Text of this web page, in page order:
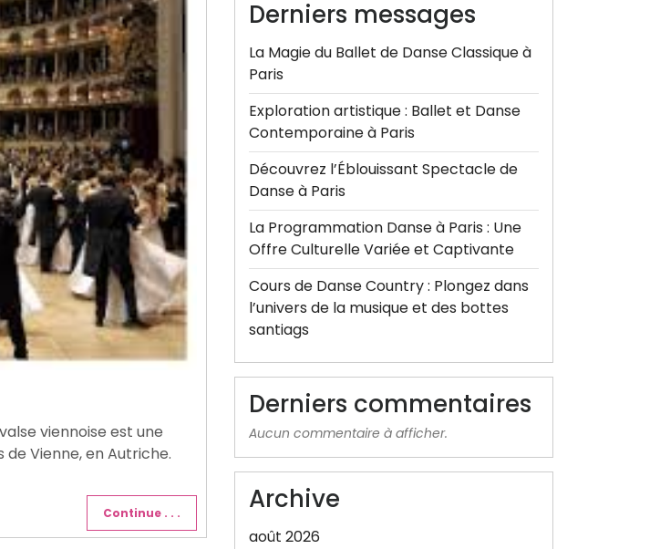
viennoise est une
Vienne, en Autriche.
Continue . . .
Derniers messages
La Magie du Ballet de Danse Classique à
Paris
Exploration artistique : Ballet et Danse
Contemporaine à Paris
Découvrez l’Éblouissant Spectacle de
Danse à Paris
La Programmation Danse à Paris : Une
Offre Culturelle Variée et Captivante
Cours de Danse Country : Plongez dans
l’univers de la musique et des bottes
santiags
Derniers commentaires
Aucun commentaire à afficher.
Archive
août 2026